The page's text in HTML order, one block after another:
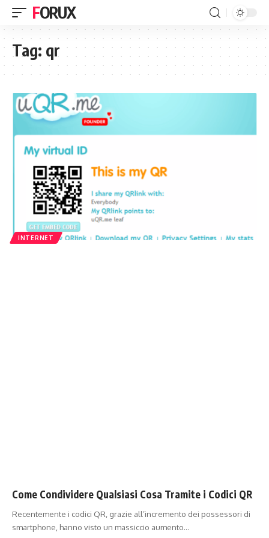
FORUX
Tag: qr
INTERNET
Come Condividere Qualsiasi Cosa Tramite i Codici QR
Recentemente i codici QR, grazie all’incremento dei possessori di
smartphone, hanno visto un massiccio aumento…